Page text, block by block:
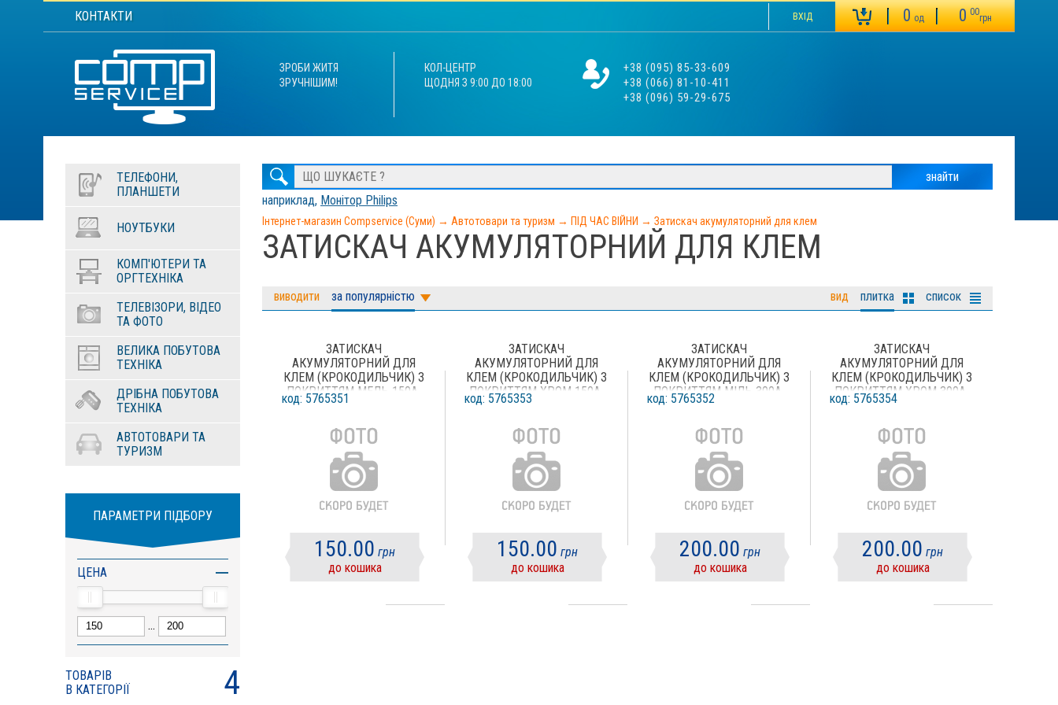
КОНТАКТИ ВХІД 0од 000
грн
ЗРОБИ ЖИТЯ
ЗРУЧНІШИМ!
КОЛ-ЦЕНТР
ЩОДНЯ З 9:00 ДО 18:00
+38 (095) 85-33-609
+38 (066) 81-10-411
+38 (096) 59-29-675
наприклад, Монітор Philips
ТЕЛЕФОНИ,
ПЛАНШЕТИ
НОУТБУКИ
КОМП'ЮТЕРИ ТА
ОРГТЕХНІКА
ТЕЛЕВІЗОРИ, ВІДЕО
ТА ФОТО
ВЕЛИКА ПОБУТОВА
ТЕХНІКА
ДРІБНА ПОБУТОВА
ТЕХНІКА
АВТОТОВАРИ ТА
ТУРИЗМ
ПАРАМЕТРИ ПІДБОРУ
ЦЕНА
...
ТОВАРІВ
В КАТЕГОРІЇ
4
Інтернет-магазин Compservice (Суми) → Автотовари та туризм → ПІД ЧАС ВІЙНИ → Затискач акумуляторний для клем
ЗАТИСКАЧ АКУМУЛЯТОРНИЙ ДЛЯ КЛЕМ
виводити за популярністю вид плитка список
ЗАТИСКАЧ
АКУМУЛЯТОРНИЙ ДЛЯ
КЛЕМ (КРОКОДИЛЬЧИК) З
ПОКРИТТЯМ МЕДЬ 150А,
ПАРА
код: 5765351
150.00 грн
до кошика
ЗАТИСКАЧ
АКУМУЛЯТОРНИЙ ДЛЯ
КЛЕМ (КРОКОДИЛЬЧИК) З
ПОКРИТТЯМ ХРОМ 150А,
ПАРА
код: 5765353
150.00 грн
до кошика
ЗАТИСКАЧ
АКУМУЛЯТОРНИЙ ДЛЯ
КЛЕМ (КРОКОДИЛЬЧИК) З
ПОКРИТТЯМ МІДЬ 300А,
ПАРА
код: 5765352
200.00 грн
до кошика
ЗАТИСКАЧ
АКУМУЛЯТОРНИЙ ДЛЯ
КЛЕМ (КРОКОДИЛЬЧИК) З
ПОКРИТТЯМ ХРОМ 300А,
ПАРА
код: 5765354
200.00 грн
до кошика